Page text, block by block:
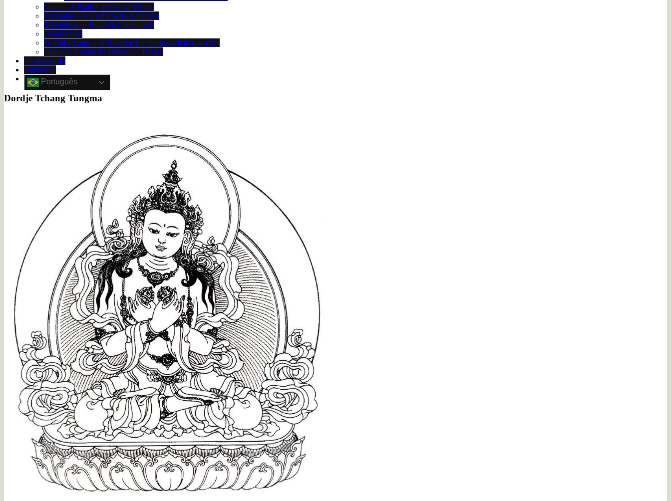
Shine – A Prática da Calma Mental
Taranatha – A Essência da Ambrosia
Tchenrezig, o Buda da Compaixão
Udanavarga
7o Dalai Lama – O Rosário das Preciosas Interrogações
Leitura e Escrita do Tibetano Clássico
Programação
Biblioteca
Português
Dordje Tchang Tungma